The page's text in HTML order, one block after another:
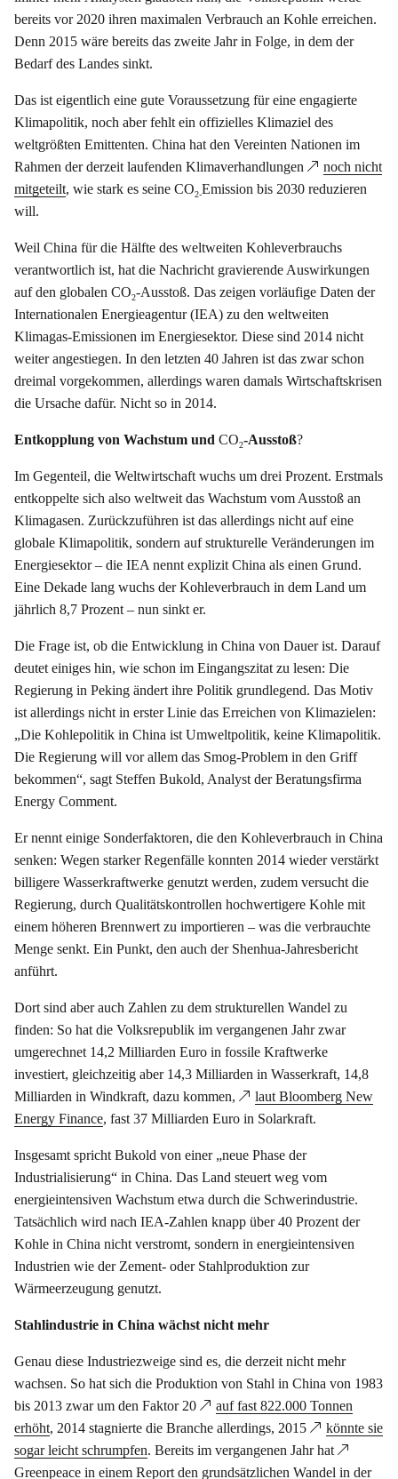
bereits vor 2020 ihren maximalen Verbrauch an Kohle erreichen.
Denn 2015 wäre bereits das zweite Jahr in Folge, in dem der
Bedarf des Landes sinkt.
Das ist eigentlich eine gute Voraussetzung für eine engagierte
Klimapolitik, noch aber fehlt ein offizielles Klimaziel des
weltgrößten Emittenten. China hat den Vereinten Nationen im
Rahmen der derzeit laufenden Klimaverhandlungen
noch nicht
mitgeteilt, wie stark es seine CO2-Emission bis 2030 reduzieren
will.
Weil China für die Hälfte des weltweiten Kohleverbrauchs
verantwortlich ist, hat die Nachricht gravierende Auswirkungen
auf den globalen CO2-Ausstoß. Das zeigen vorläufige Daten der
Internationalen Energieagentur (IEA) zu den weltweiten
Klimagas-Emissionen im Energiesektor. Diese sind 2014 nicht
weiter angestiegen. In den letzten 40 Jahren ist das zwar schon
dreimal vorgekommen, allerdings waren damals Wirtschaftskrisen
die Ursache dafür. Nicht so in 2014.
Entkopplung von Wachstum und CO2-Ausstoß?
Im Gegenteil, die Weltwirtschaft wuchs um drei Prozent. Erstmals
entkoppelte sich also weltweit das Wachstum vom Ausstoß an
Klimagasen. Zurückzuführen ist das allerdings nicht auf eine
globale Klimapolitik, sondern auf strukturelle Veränderungen im
Energiesektor – die IEA nennt explizit China als einen Grund.
Eine Dekade lang wuchs der Kohleverbrauch in dem Land um
jährlich 8,7 Prozent – nun sinkt er.
Die Frage ist, ob die Entwicklung in China von Dauer ist. Darauf
deutet einiges hin, wie schon im Eingangszitat zu lesen: Die
Regierung in Peking ändert ihre Politik grundlegend. Das Motiv
ist allerdings nicht in erster Linie das Erreichen von Klimazielen:
„Die Kohlepolitik in China ist Umweltpolitik, keine Klimapolitik.
Die Regierung will vor allem das Smog-Problem in den Griff
bekommen“, sagt Steffen Bukold, Analyst der Beratungsfirma
Energy Comment.
Er nennt einige Sonderfaktoren, die den Kohleverbrauch in China
senken: Wegen starker Regenfälle konnten 2014 wieder verstärkt
billigere Wasserkraftwerke genutzt werden, zudem versucht die
Regierung, durch Qualitätskontrollen hochwertigere Kohle mit
einem höheren Brennwert zu importieren – was die verbrauchte
Menge senkt. Ein Punkt, den auch der Shenhua-Jahresbericht
anführt.
Dort sind aber auch Zahlen zu dem strukturellen Wandel zu
finden: So hat die Volksrepublik im vergangenen Jahr zwar
umgerechnet 14,2 Milliarden Euro in fossile Kraftwerke
investiert, gleichzeitig aber 14,3 Milliarden in Wasserkraft, 14,8
Milliarden in Windkraft, dazu kommen,
laut Bloomberg New
Energy Finance, fast 37 Milliarden Euro in Solarkraft.
Insgesamt spricht Bukold von einer „neue Phase der
Industrialisierung“ in China. Das Land steuert weg vom
energieintensiven Wachstum etwa durch die Schwerindustrie.
Tatsächlich wird nach IEA-Zahlen knapp über 40 Prozent der
Kohle in China nicht verstromt, sondern in energieintensiven
Industrien wie der Zement- oder Stahlproduktion zur
Wärmeerzeugung genutzt.
Stahlindustrie in China wächst nicht mehr
Genau diese Industriezweige sind es, die derzeit nicht mehr
wachsen. So hat sich die Produktion von Stahl in China von 1983
bis 2013 zwar um den Faktor 20
auf fast 822.000 Tonnen
erhöht, 2014 stagnierte die Branche allerdings, 2015
könnte sie
sogar leicht schrumpfen. Bereits im vergangenen Jahr hat
Greenpeace in einem Report den grundsätzlichen Wandel in der